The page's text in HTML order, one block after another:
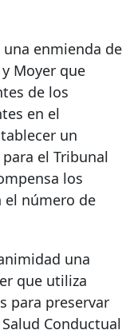
enmienda de
Moyer que
de los
en el
un
el Tribunal
los
el número de
una
que utiliza
para preservar
Conductual